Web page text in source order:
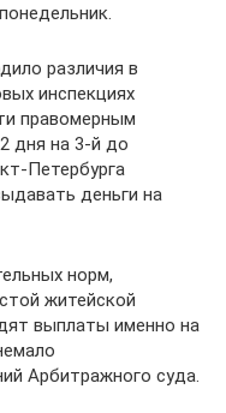
различия в
инспекциях
правомерным
дня на 3-й до
Петербурга
деньги на
норм,
житейской
выплаты именно на
Арбитражного суда.